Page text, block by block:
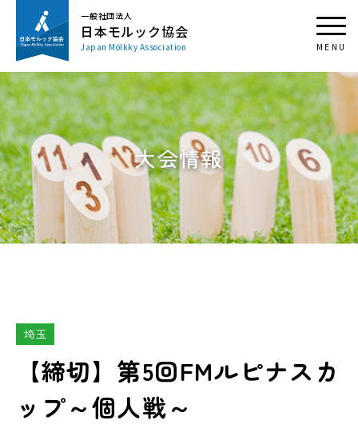
一般社団法人
日本モルック協会
Japan Mölkky Association
大会情報
埼玉
【締切】第5回FMルピナスカ
ップ～個人戦～